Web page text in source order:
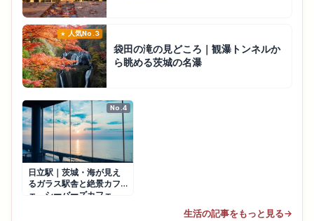
人気No.3
袋田の滝の見どころ｜観瀑トンネルか
ら眺める茨城の名瀑
No.4
日立駅｜茨城・海が見え
るガラス駅舎と絶景カフ
ェ、シーバーズカフェ
生活の記事をもっと見る→